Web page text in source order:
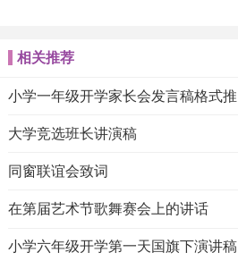
相关推荐
小学一年级开学家长会发言稿格式推
大学竞选班长讲演稿
同窗联谊会致词
在第届艺术节歌舞赛会上的讲话
小学六年级开学第一天国旗下演讲稿